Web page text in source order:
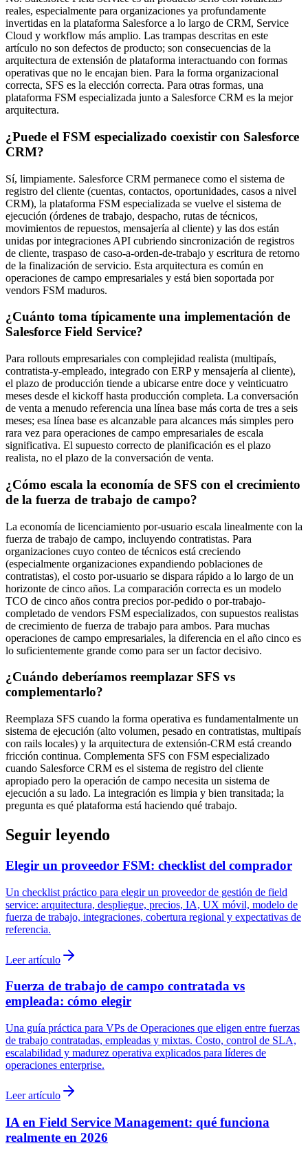
reales, especialmente para organizaciones ya profundamente
invertidas en la plataforma Salesforce a lo largo de CRM, Service
Cloud y workflow más amplio. Las trampas descritas en este
artículo no son defectos de producto; son consecuencias de la
arquitectura de extensión de plataforma interactuando con formas
operativas que no le encajan bien. Para la forma organizacional
correcta, SFS es la elección correcta. Para otras formas, una
plataforma FSM especializada junto a Salesforce CRM es la mejor
arquitectura.
¿Puede el FSM especializado coexistir con Salesforce
CRM?
Sí, limpiamente. Salesforce CRM permanece como el sistema de
registro del cliente (cuentas, contactos, oportunidades, casos a nivel
CRM), la plataforma FSM especializada se vuelve el sistema de
ejecución (órdenes de trabajo, despacho, rutas de técnicos,
movimientos de repuestos, mensajería al cliente) y las dos están
unidas por integraciones API cubriendo sincronización de registros
de cliente, traspaso de caso-a-orden-de-trabajo y escritura de retorno
de la finalización de servicio. Esta arquitectura es común en
operaciones de campo empresariales y está bien soportada por
vendors FSM maduros.
¿Cuánto toma típicamente una implementación de
Salesforce Field Service?
Para rollouts empresariales con complejidad realista (multipaís,
contratista-y-empleado, integrado con ERP y mensajería al cliente),
el plazo de producción tiende a ubicarse entre doce y veinticuatro
meses desde el kickoff hasta producción completa. La conversación
de venta a menudo referencia una línea base más corta de tres a seis
meses; esa línea base es alcanzable para alcances más simples pero
rara vez para operaciones de campo empresariales de escala
significativa. El supuesto correcto de planificación es el plazo
realista, no el plazo de la conversación de venta.
¿Cómo escala la economía de SFS con el crecimiento
de la fuerza de trabajo de campo?
La economía de licenciamiento por-usuario escala linealmente con la
fuerza de trabajo de campo, incluyendo contratistas. Para
organizaciones cuyo conteo de técnicos está creciendo
(especialmente organizaciones expandiendo poblaciones de
contratistas), el costo por-usuario se dispara rápido a lo largo de un
horizonte de cinco años. La comparación correcta es un modelo
TCO de cinco años contra precios por-pedido o por-trabajo-
completado de vendors FSM especializados, con supuestos realistas
de crecimiento de fuerza de trabajo para ambos. Para muchas
operaciones de campo empresariales, la diferencia en el año cinco es
lo suficientemente grande como para ser un factor decisivo.
¿Cuándo deberíamos reemplazar SFS vs
complementarlo?
Reemplaza SFS cuando la forma operativa es fundamentalmente un
sistema de ejecución (alto volumen, pesado en contratistas, multipaís
con rails locales) y la arquitectura de extensión-CRM está creando
fricción continua. Complementa SFS con FSM especializado
cuando Salesforce CRM es el sistema de registro del cliente
apropiado pero la operación de campo necesita un sistema de
ejecución a su lado. La integración es limpia y bien transitada; la
pregunta es qué plataforma está haciendo qué trabajo.
Seguir leyendo
Elegir un proveedor FSM: checklist del comprador
Un checklist práctico para elegir un proveedor de gestión de field
service: arquitectura, despliegue, precios, IA, UX móvil, modelo de
fuerza de trabajo, integraciones, cobertura regional y expectativas de
referencia.
Leer artículo
Fuerza de trabajo de campo contratada vs
empleada: cómo elegir
Una guía práctica para VPs de Operaciones que eligen entre fuerzas
de trabajo contratadas, empleadas y mixtas. Costo, control de SLA,
escalabilidad y madurez operativa explicados para líderes de
operaciones enterprise.
Leer artículo
IA en Field Service Management: qué funciona
realmente en 2026